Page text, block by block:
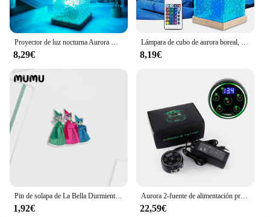
Proyector de luz nocturna Aurora Borealis moderno, lámpara alimentada por USB de 16 colores con Control remoto para sala de estar y dormitorios, 1 ud.
8,29€
Lámpara de cubo de aurora boreal, lámpara de ola de mar, proyector de agua, lámpara de cubo Luminorthe, luces lumena, cubo, decoración de dormitorio, 16 colores
8,19€
1,92€
Aurora 2-fuente de alimentación profesional para tatuajes, máquina de tatuaje portátil Digital LCD, controlador de potencia con enchufe estadounidense/europeo, 1 piezas
22,59€